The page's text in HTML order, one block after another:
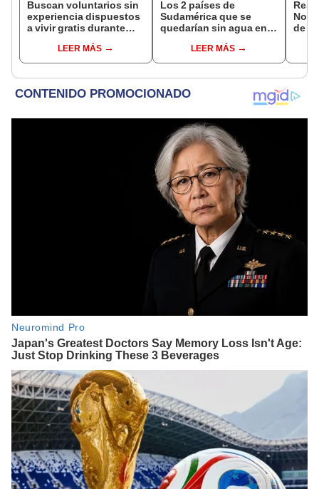
Buscan voluntarios sin
experiencia dispuestos
a vivir gratis durante
cuidar caballos, burros
y otros animales
LEER MÁS
Los 2 países de
Sudamérica que se
quedarían sin agua en
superará el 80%
LEER MÁS
de